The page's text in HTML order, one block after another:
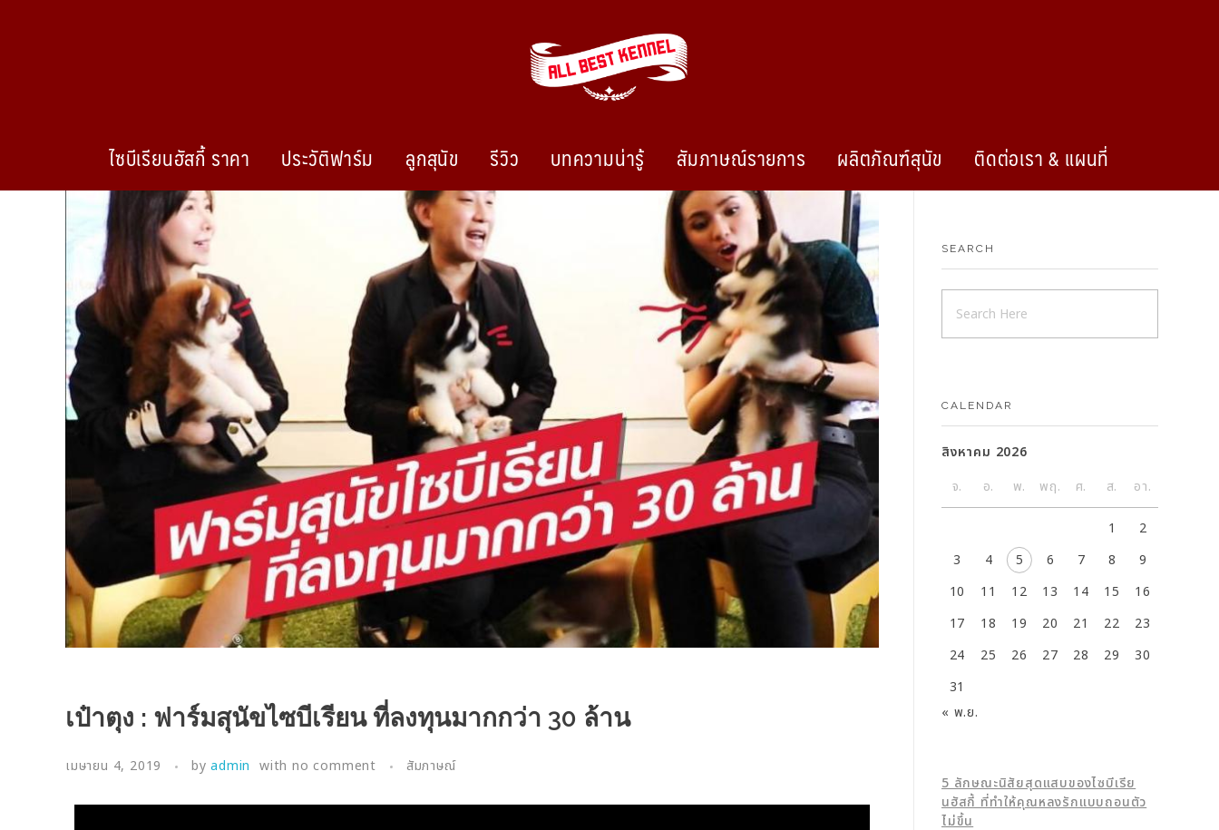
ไซบีเรียนฮัสกี้ ราคา ประวัติฟาร์ม ลูกสุนัข รีวิว บทความน่ารู้ สัมภาษณ์รายการ ผลิตภัณฑ์สุนัข ติดต่อเรา & แผนที่
เป๋าตุง : ฟาร์มสุนัขไซบีเรียน ที่ลงทุนมากกว่า 30 ล้าน
เมษายน 4, 2019 by admin with no comment สัมภาษณ์
SEARCH
CALENDAR
สิงหาคม 2026
จ.
อ. พ. พฤ. ศ. ส. อา.
1
2
3
4 5 6 7 8
9
10
11 12 13 14 15
16
17
18 19 20 21 22
23
24
25 26 27 28 29
30
31
« พ.ย.
5 ลักษณะนิสัยสุดแสบของไซบีเรีย
นฮัสกี้ ที่ทำให้คุณหลงรักแบบถอนตัว
ไม่ขึ้น